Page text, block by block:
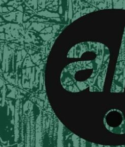
Tidsskrift
retningslinjer
Nyborg Strand